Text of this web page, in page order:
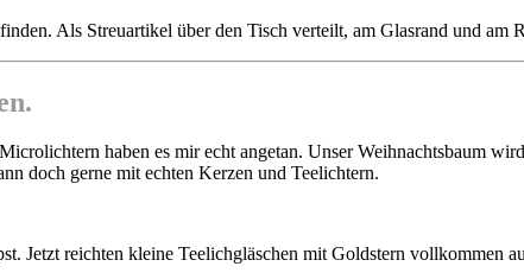
Als Streuartikel über den Tisch verteilt, am Glasrand und am
haben es mir echt angetan. Unser Weihnachtsbaum
doch gerne mit echten Kerzen und Teelichtern.
Jetzt reichten kleine Teelichgläschen mit Goldstern vollkommen